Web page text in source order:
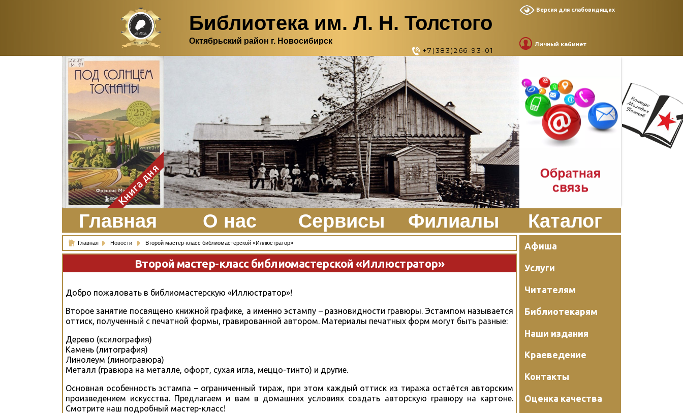
Библиотека им. Л. Н. Толстого
Октябрьский район г. Новосибирск
+7(383)266-93-01
Версия для слабовидящих
Личный кабинет
Здесь, в своем
итальянском доме, я вновь
испытала первичную
радость единения с
природой. Дом открыт
для бабочек, стрекоз, пчёл
или всех, кто пожелает
влететь в одно окно и
вылететь из другого. Едим
мы почти всегда во
дворе. Во мне настолько
возродился здравый
смысл моей матери -
умение наслаждаться
настоящим и не спешить, -
что даже нашлось время
отполировать до блеска
оконное стекло.
ЗаказатьКнига дня
Главная О нас Сервисы Филиалы Каталог
Главная Новости Второй мастер-класс библиомастерской «Иллюстратор»
Второй мастер-класс библиомастерской «Иллюстратор»
Добро пожаловать в библиомастерскую «Иллюстратор»!
Второе занятие посвящено книжной графике, а именно эстампу – разновидности гравюры. Эстампом называется
оттиск, полученный с печатной формы, гравированной автором. Материалы печатных форм могут быть разные:
Дерево (ксилография)
Камень (литография)
Линолеум (линогравюра)
Металл (гравюра на металле, офорт, сухая игла, меццо-тинто) и другие.
Основная особенность эстампа – ограниченный тираж, при этом каждый оттиск из тиража остаётся авторским
произведением искусства. Предлагаем и вам в домашних условиях создать авторскую гравюру на картоне.
Смотрите наш подробный мастер-класс!
Афиша
Услуги
Читателям
Библиотекарям
Наши издания
Краеведение
Контакты
Оценка качества